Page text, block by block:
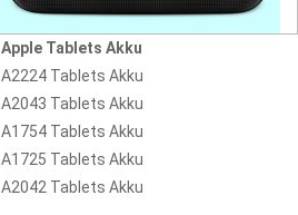
Apple Tablets Akku
A2224 Tablets Akku
A2043 Tablets Akku
A1754 Tablets Akku
A1725 Tablets Akku
A2042 Tablets Akku